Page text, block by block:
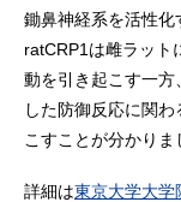
鋤鼻神経系を活性化
ratCRP1は雌ラット
動を引き起こす一
した防御反応に関
こすことが分かりま
詳細は東京大学大学